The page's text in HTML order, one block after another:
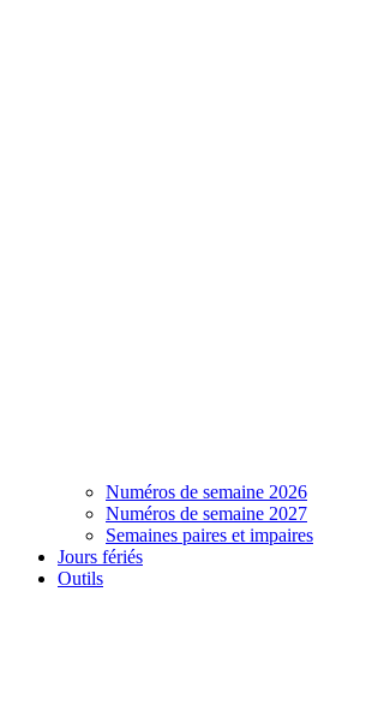
Numéros de semaine 2026
Numéros de semaine 2027
Semaines paires et impaires
Jours fériés
Outils